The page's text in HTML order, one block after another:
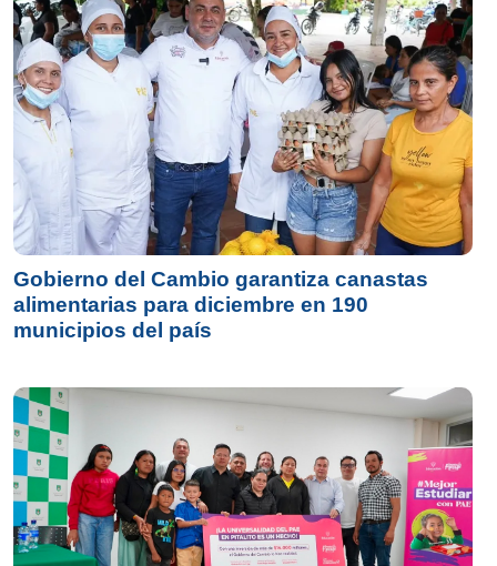
Gobierno del Cambio garantiza canastas
alimentarias para diciembre en 190
municipios del país